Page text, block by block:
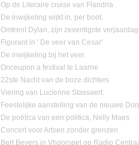
Op de Literaire cruise van Flandria
De inwijkeling wijkt in, per boot.
Omtrent Dylan, zijn zeventigste verjaardag
Figurant in ' De veer van Cesar'
De inwijkeling bij het veer.
Onceupon a festival te Laarne
22ste Nacht van de boze dichters
Viering van Lucienne Stassaert.
Feestelijke aanstelling van de nieuwe
De poëtica van een politica, Nelly Maes
Concert voor Artsen zonder grenzen
Bert Bevers in Vhoorspel op Radio